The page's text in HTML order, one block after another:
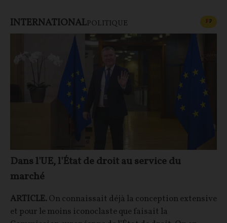
INTERNATIONALPOLITIQUE FP
Dans l'UE, l'État de droit au service du
marché
ARTICLE.On connaissait déjà la conception extensive
et pour le moins iconoclaste que faisait la